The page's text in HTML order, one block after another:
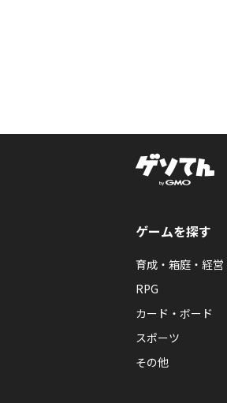
ゲームを探す
育成・箱庭・経営
RPG
カード・ボード
スポーツ
その他